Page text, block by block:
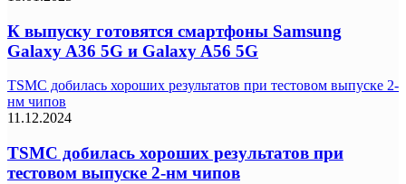
К выпуску готовятся смартфоны Samsung
Galaxy A36 5G и Galaxy A56 5G
TSMC добилась хороших результатов при тестовом выпуске 2-
нм чипов
11.12.2024
TSMC добилась хороших результатов при
тестовом выпуске 2-нм чипов